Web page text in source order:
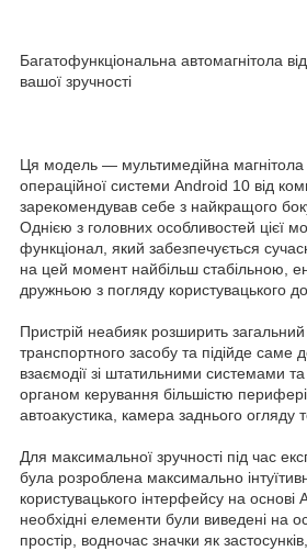
Багатофункціональна автомагнітола
вашої зручності
Ця модель — мультимедійна магнітола
операційної системи Android 10 від
зарекомендував себе з найкращого
Однією з головних особливостей цієї
функціонал, який забезпечується
на цей момент найбільш стабільною,
дружньою з погляду користувацького
Пристрій неабияк розширить
транспортного засобу та підійде саме
взаємодії зі штатильними системами
органом керування більшістю
автоакустика, камера заднього огляду
Для максимальної зручності під час
була розроблена максимально
користувацького інтерфейсу на основі
необхідні елементи були виведені на
простір, водночас значки як